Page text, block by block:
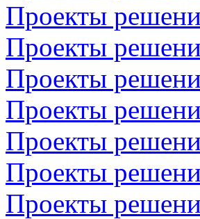
Проекты
Проекты
Проекты
Проекты
Проекты
Проекты
Проекты